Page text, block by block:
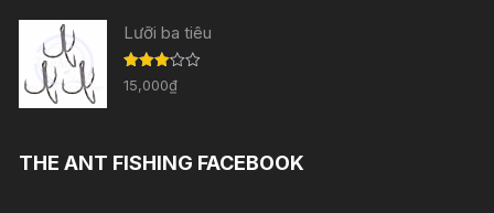
Lưỡi ba tiêu
Được
xếp
15,000₫
THE ANT FISHING FACEBOOK